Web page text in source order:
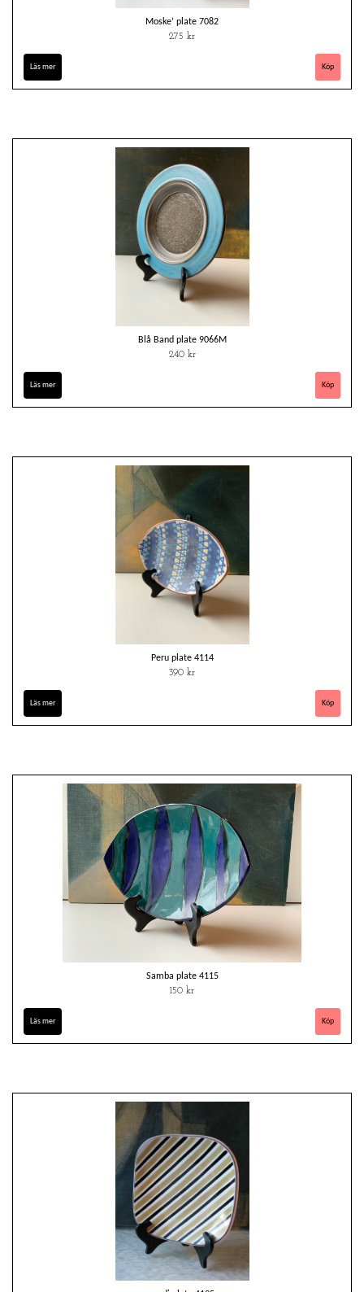
Moske’ plate 7082
275 kr
Läs mer
Blå Band plate 9066M
240 kr
Läs mer
Peru plate 4114
390 kr
Läs mer
Samba plate 4115
150 kr
Läs mer